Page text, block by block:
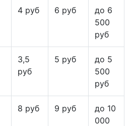
4 руб 6 руб
до 6
500
руб
3,5
руб
5 руб
до 5
500
руб
8 руб 9 руб
до 10
000